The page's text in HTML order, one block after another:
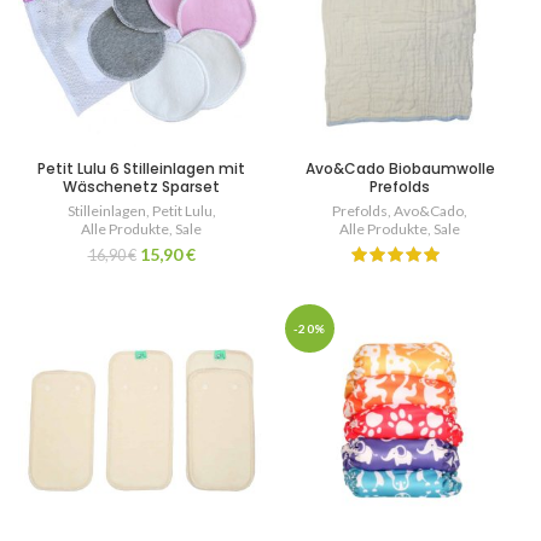
Petit Lulu 6 Stilleinlagen mit
Wäschenetz Sparset
Stilleinlagen, Petit Lulu,
Alle Produkte, Sale
16,90€ 15,90€
Avo&Cado Biobaumwolle
Prefolds
Prefolds, Avo&Cado,
Alle Produkte, Sale
-20%